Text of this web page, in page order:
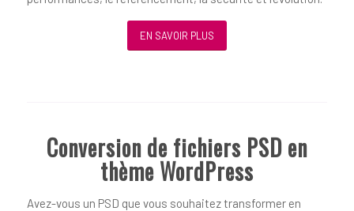
EN SAVOIR PLUS
Conversion de fichiers PSD en
thème WordPress
Avez-vous un PSD que vous souhaitez transformer en